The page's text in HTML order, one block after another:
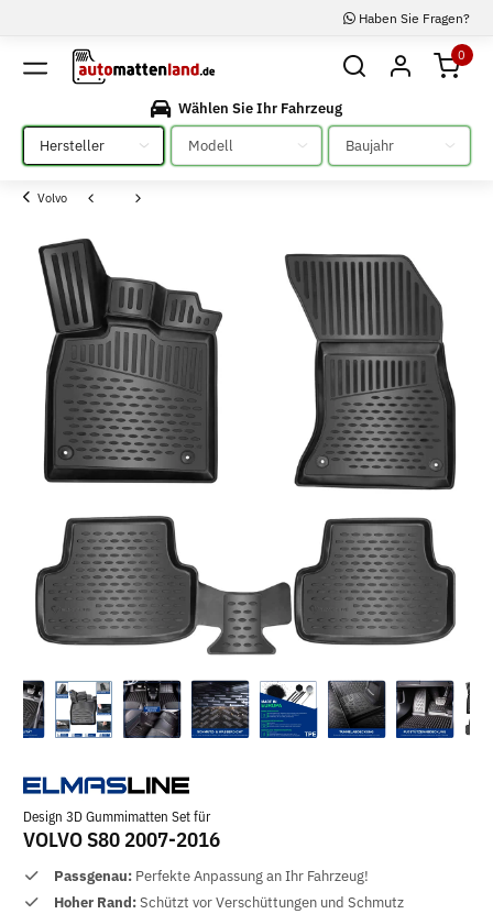
Haben Sie Fragen?
0
Wählen Sie Ihr Fahrzeug
Bitte auswählen
Bitte auswählen Bitte auswählen
Volvo
Design 3D Gummimatten Set für
VOLVO S80 2007-2016
Passgenau: Perfekte Anpassung an Ihr Fahrzeug!
Hoher Rand:Schützt vor Verschüttungen und Schmutz